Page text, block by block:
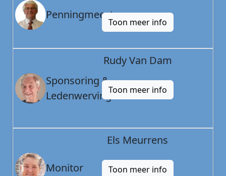
Penningmeester
Toon meer info
Sponsoring &
Ledenwerving
Rudy Van Dam
Toon meer info
Monitor
Els Meurrens
Toon meer info